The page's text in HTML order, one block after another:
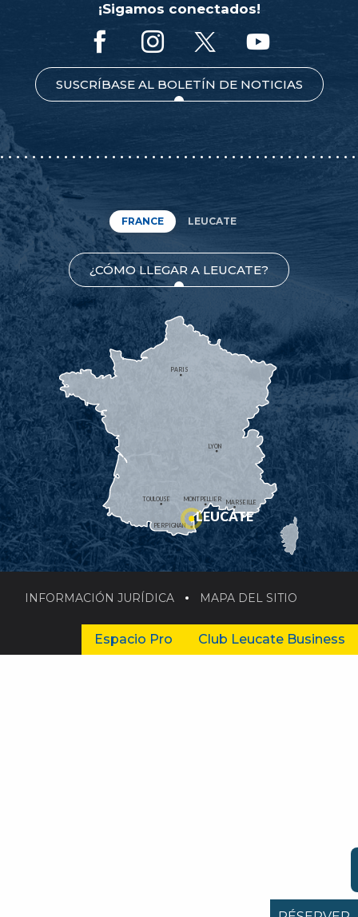
¡Sigamos conectados!
SUSCRÍBASE AL BOLETÍN DE NOTICIAS
FRANCE LEUCATE
¿CÓMO LLEGAR A LEUCATE?
MONTPELLIER
PERPIGNAN
MARSEILLE
TOULOUSE
LYON
PARIS
LEUCATE
INFORMACIÓN JURÍDICA MAPA DEL SITIO
Espacio Pro Club Leucate Business